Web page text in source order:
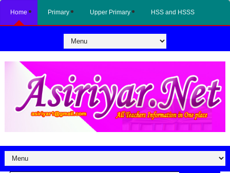
Home Primary Upper Primary HSS and HSSS